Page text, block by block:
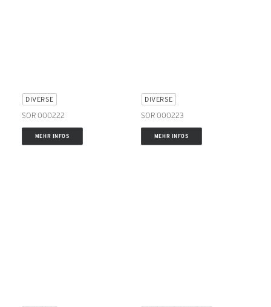
DIVERSE
SOR 000222
MEHR INFOS
DIVERSE
SOR 000223
MEHR INFOS